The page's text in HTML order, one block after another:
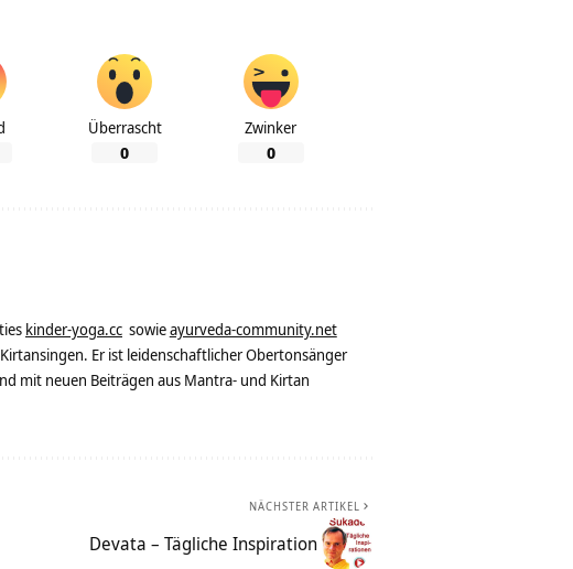
Überrascht
0
Zwinker
0
kinder-yoga.cc sowieayurveda-community.net
Er ist leidenschaftlicher Obertonsänger
mit neuen Beiträgen aus Mantra- und Kirtan
NÄCHSTER ARTIKEL
Devata – Tägliche Inspiration